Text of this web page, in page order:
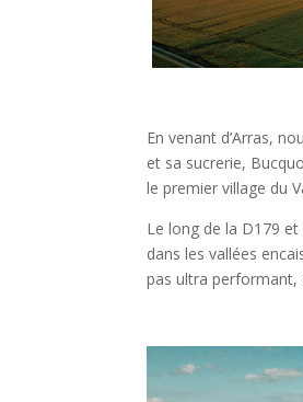
En venant d’Arras,
et sa sucrerie,
le premier village du
Le long de la D179
dans les vallées
pas ultra performant,